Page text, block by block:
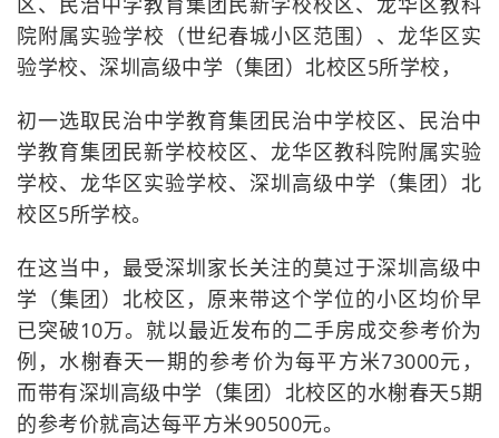
院附属实验学校（世纪春城小区范围）、龙华区实
验学校、深圳高级中学（集团）北校区5所学校，
初一选取民治中学教育集团民治中学校区、民治中
学教育集团民新学校校区、龙华区教科院附属实验
学校、龙华区实验学校、深圳高级中学（集团）北
校区5所学校。
在这当中，最受深圳家长关注的莫过于深圳高级中
学（集团）北校区，原来带这个学位的小区均价早
已突破10万。就以最近发布的二手房成交参考价为
例，水榭春天一期的参考价为每平方米73000元，
而带有深圳高级中学（集团）北校区的水榭春天5期
的参考价就高达每平方米90500元。